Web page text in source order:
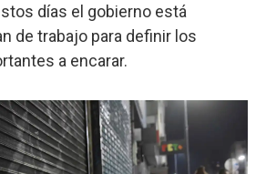
días el gobierno está
de trabajo para definir los
a encarar.